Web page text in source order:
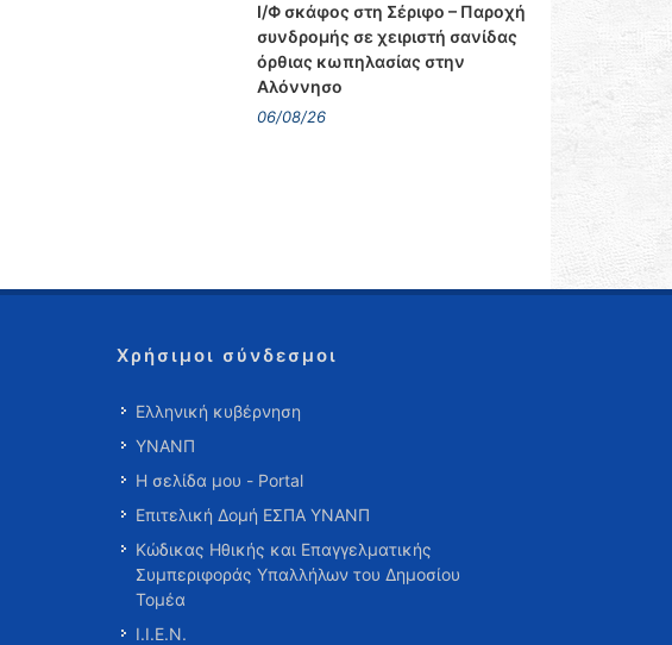
Ι/Φ σκάφος στη Σέριφο – Παροχή
συνδρομής σε χειριστή σανίδας
όρθιας κωπηλασίας στην
Αλόννησο
06/08/26
Χρήσιμοι σύνδεσμοι
Ελληνική κυβέρνηση
ΥΝΑΝΠ
Η σελίδα μου - Portal
Επιτελική Δομή ΕΣΠΑ ΥΝΑΝΠ
Κώδικας Ηθικής και Επαγγελματικής
Συμπεριφοράς Υπαλλήλων του Δημοσίου
Τομέα
Ι.Ι.Ε.Ν.